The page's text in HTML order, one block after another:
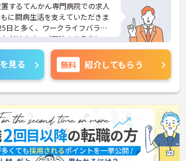
するてんかん専門病院での求人
に闘病生活を支えていただきま
日と多く、ワークライフバラン
だけます。ご興味のある方に
トなど、さらに詳細をお話しい
にご相談ください！
見る 無料 紹介してもらう